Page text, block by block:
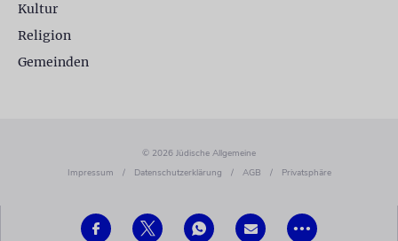
•••
Kultur
Religion
Gemeinden
© 2026 Jüdische Allgemeine
Impressum
/ Datenschutzerklärung / AGB / Privatsphäre